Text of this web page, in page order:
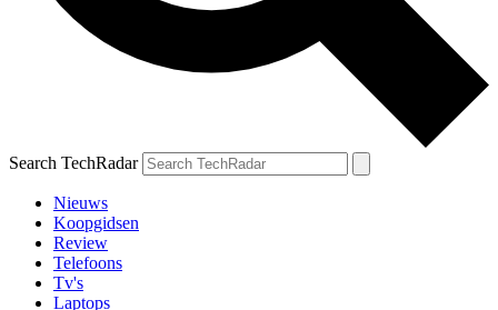
Search TechRadar
Nieuws
Koopgidsen
Review
Telefoons
Tv's
Laptops